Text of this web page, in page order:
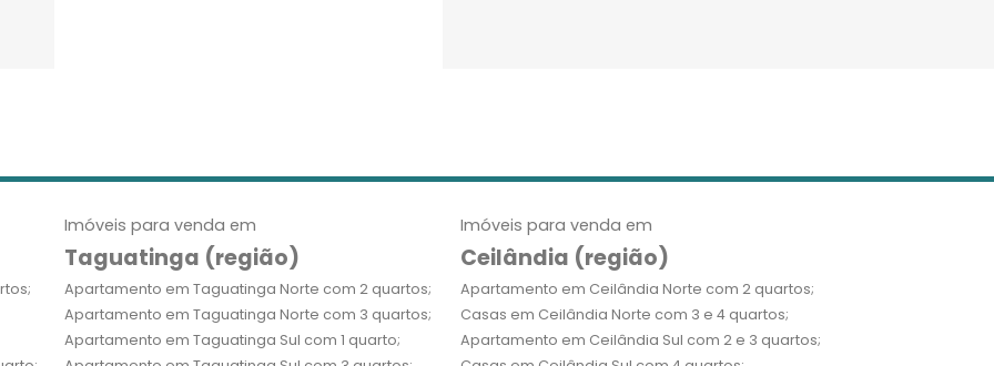
Imóveis para venda em
Taguatinga (região)
Apartamento em Taguatinga Norte com 2 quartos;
Apartamento em Taguatinga Norte com 3 quartos;
Apartamento em Taguatinga Sul com 1 quarto;
Imóveis para venda em
Ceilândia (região)
Apartamento em Ceilândia Norte com 2 quartos;
Casas em Ceilândia Norte com 3 e 4 quartos;
Apartamento em Ceilândia Sul com 2 e 3 quartos;